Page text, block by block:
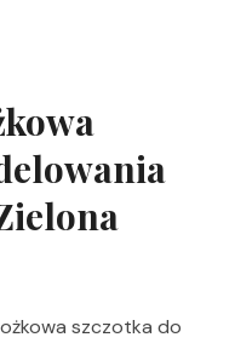
szczotka do